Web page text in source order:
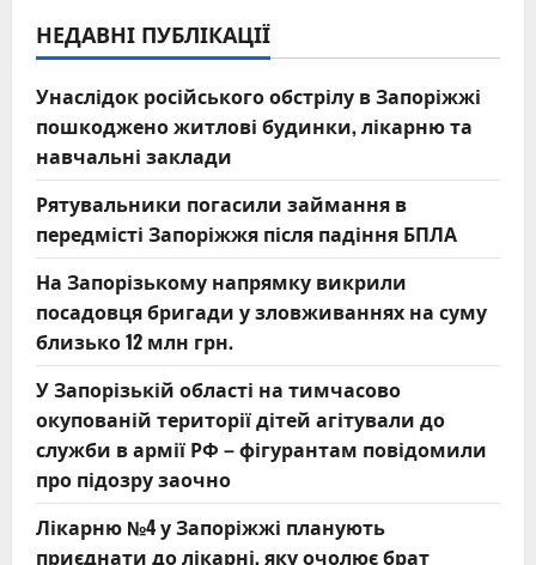
НЕДАВНІ ПУБЛІКАЦІЇ
Унаслідок російського обстрілу в Запоріжжі
пошкоджено житлові будинки, лікарню та
навчальні заклади
Рятувальники погасили займання в
передмісті Запоріжжя після падіння БПЛА
На Запорізькому напрямку викрили
посадовця бригади у зловживаннях на суму
близько 12 млн грн.
У Запорізькій області на тимчасово
окупованій території дітей агітували до
служби в армії РФ – фігурантам повідомили
про підозру заочно
Лікарню №4 у Запоріжжі планують
приєднати до лікарні, яку очолює брат